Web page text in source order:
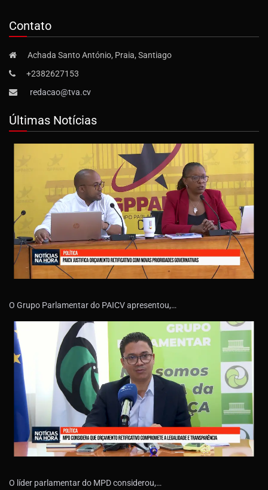
Contato
Achada Santo António, Praia, Santiago
+2382627153
redacao@tva.cv
Últimas Notícias
O Grupo Parlamentar do PAICV apresentou,…
O líder parlamentar do MPD considerou,…